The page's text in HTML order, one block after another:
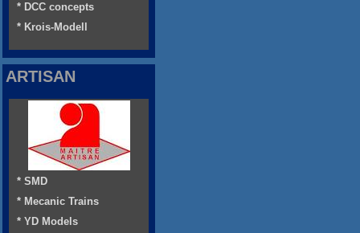
* DCC concepts
* Krois-Modell
ARTISAN
* SMD
* Mecanic Trains
* YD Models